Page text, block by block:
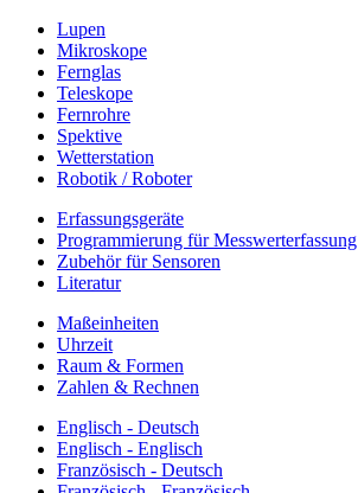
Lupen
Mikroskope
Fernglas
Teleskope
Fernrohre
Spektive
Wetterstation
Robotik / Roboter
Erfassungsgeräte
Programmierung für Messwerterfassung
Zubehör für Sensoren
Literatur
Maßeinheiten
Uhrzeit
Raum & Formen
Zahlen & Rechnen
Englisch - Deutsch
Englisch - Englisch
Französisch - Deutsch